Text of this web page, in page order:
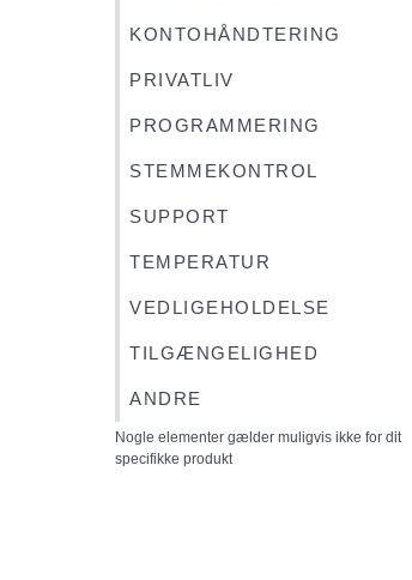
KONTOHÅNDTERING
PRIVATLIV
PROGRAMMERING
STEMMEKONTROL
SUPPORT
TEMPERATUR
VEDLIGEHOLDELSE
TILGÆNGELIGHED
ANDRE
Nogle elementer gælder muligvis ikke for dit
specifikke produkt